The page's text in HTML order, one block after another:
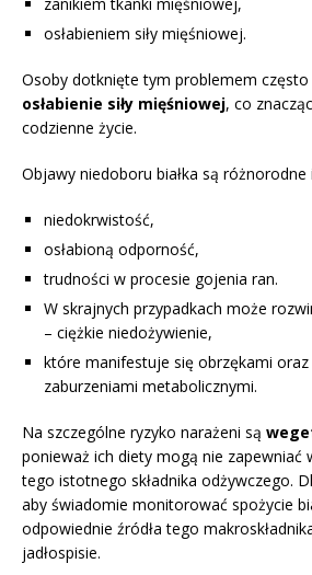
osłabieniem siły mięśniowej.
Osoby dotknięte tym problemem
osłabienie siły mięśniowej, co
codzienne życie.
Objawy niedoboru białka są
niedokrwistość,
osłabioną odporność,
trudności w procesie gojenia ran.
W skrajnych przypadkach może
– ciężkie niedożywienie,
które manifestuje się obrzękami
zaburzeniami metabolicznymi.
Na szczególne ryzyko narażeni są
ponieważ ich diety mogą nie zapewniać
tego istotnego składnika odżywczego.
aby świadomie monitorować spożycie
odpowiednie źródła tego
jadłospisie.